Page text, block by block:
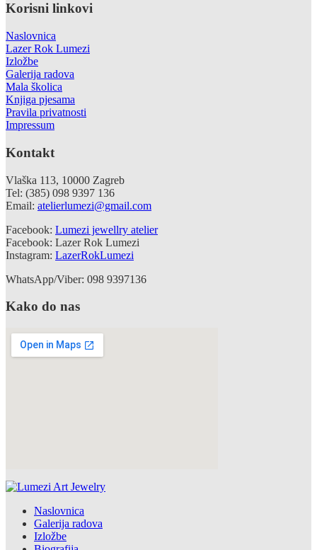
Korisni linkovi
Naslovnica
Lazer Rok Lumezi
Izložbe
Galerija radova
Mala školica
Knjiga pjesama
Pravila privatnosti
Impressum
Kontakt
Vlaška 113, 10000 Zagreb
Tel: (385) 098 9397 136
Email: atelierlumezi@gmail.com
Facebook: Lumezi jewellry atelier
Facebook: Lazer Rok Lumezi
Instagram: LazerRokLumezi
WhatsApp/Viber: 098 9397136
Kako do nas
Naslovnica
Galerija radova
Izložbe